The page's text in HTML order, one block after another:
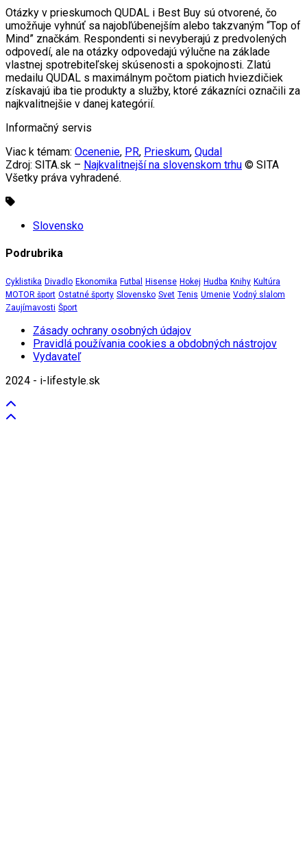
Otázky v prieskumoch QUDAL i Best Buy sú otvorené, čo
umožňuje vyhnúť sa najobľúbenejším alebo takzvaným “Top of
Mind” značkám. Respondenti si nevyberajú z predvolených
odpovedí, ale na otázky odpovedajú výlučne na základe
vlastnej spotrebiteľskej skúsenosti a spokojnosti. Zlatú
medailu QUDAL s maximálnym počtom piatich hviezdičiek
získavajú iba tie produkty a služby, ktoré zákazníci označili za
najkvalitnejšie v danej kategórií.
Informačný servis
Viac k témam: Ocenenie, PR, Prieskum, Qudal
Zdroj: SITA.sk – Najkvalitnejší na slovenskom trhu © SITA
Všetky práva vyhradené.
Slovensko
Podrubrika
Cyklistika Divadlo Ekonomika Futbal Hisense Hokej Hudba Knihy Kultúra
MOTOR šport Ostatné športy Slovensko Svet Tenis Umenie Vodný slalom
Zaujímavosti Šport
Zásady ochrany osobných údajov
Pravidlá používania cookies a obdobných nástrojov
Vydavateľ
2024 - i-lifestyle.sk